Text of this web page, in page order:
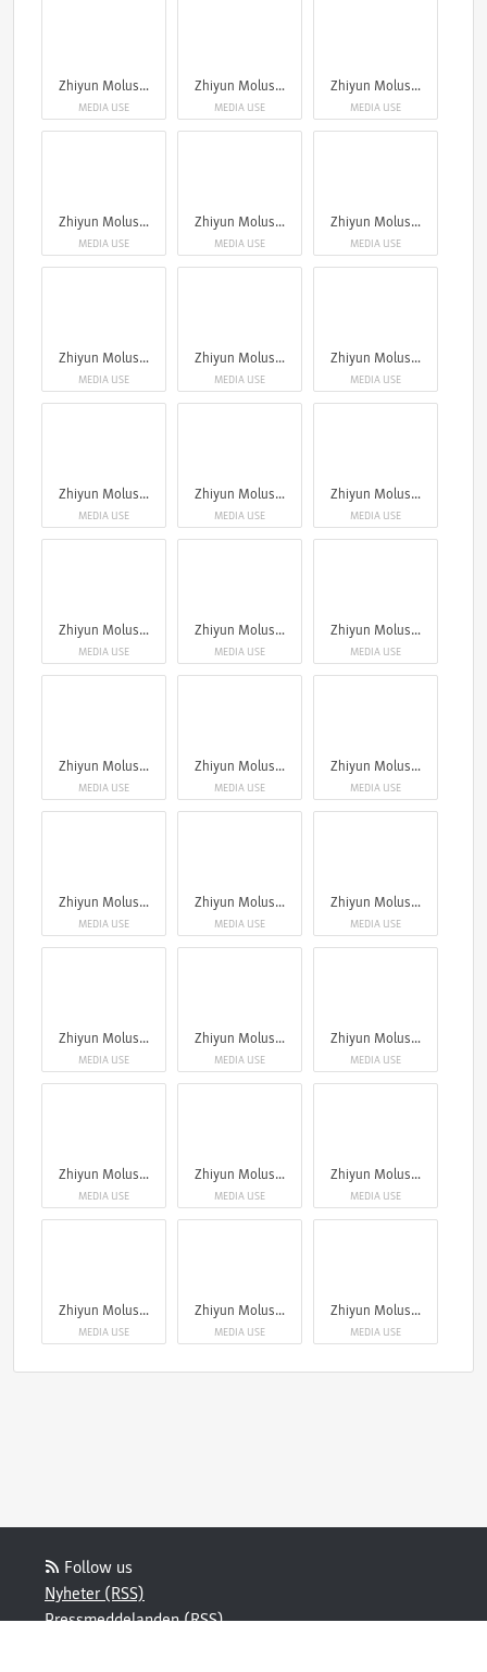
Zhiyun Molus X100RGB
MEDIA USE
Zhiyun Molus X100RGB
MEDIA USE
Zhiyun Molus X100RGB
MEDIA USE
Zhiyun Molus X100RGB
MEDIA USE
Zhiyun Molus X100RGB
MEDIA USE
Zhiyun Molus X100RGB
MEDIA USE
Zhiyun Molus X100RGB
MEDIA USE
Zhiyun Molus X100RGB
MEDIA USE
Zhiyun Molus X100RGB
MEDIA USE
Zhiyun Molus X100RGB
MEDIA USE
Zhiyun Molus X100RGB
MEDIA USE
Zhiyun Molus X100RGB
MEDIA USE
Zhiyun Molus X100RGB
MEDIA USE
Zhiyun Molus X100RGB
MEDIA USE
Zhiyun Molus X100RGB
MEDIA USE
Zhiyun Molus X100RGB
MEDIA USE
Zhiyun Molus X100RGB
MEDIA USE
Zhiyun Molus X100RGB
MEDIA USE
Zhiyun Molus X100RGB
MEDIA USE
Zhiyun Molus X100RGB
MEDIA USE
Zhiyun Molus X100RGB
MEDIA USE
Zhiyun Molus X100RGB
MEDIA USE
Zhiyun Molus X100RGB
MEDIA USE
Zhiyun Molus X100RGB
MEDIA USE
Zhiyun Molus X100RGB
MEDIA USE
Zhiyun Molus X100RGB
MEDIA USE
Zhiyun Molus X100RGB
MEDIA USE
Zhiyun Molus X100RGB
MEDIA USE
Zhiyun Molus X100RGB
MEDIA USE
Zhiyun Molus X100RGB
MEDIA USE
Follow us
Nyheter (RSS)
Pressmeddelanden (RSS)